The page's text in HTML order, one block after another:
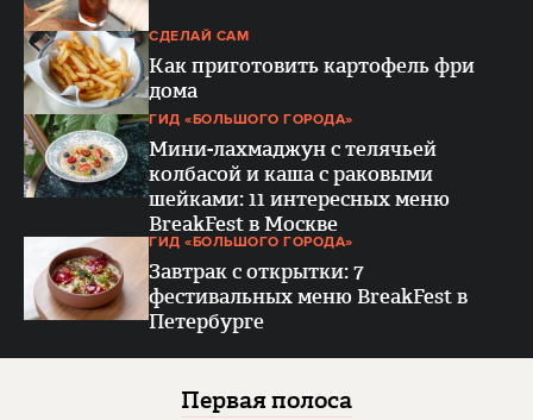
СДЕЛАЙ САМ
Как приготовить картофель фри
дома
ГИД «БОЛЬШОГО ГОРОДА»
Мини-лахмаджун с телячьей
колбасой и каша с раковыми
шейками: 11 интересных меню
BreakFest в Москве
ГИД «БОЛЬШОГО ГОРОДА»
Завтрак с открытки: 7
фестивальных меню BreakFest в
Петербурге
Первая полоса